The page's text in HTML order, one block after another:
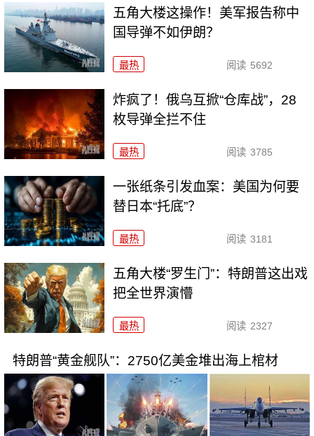
五角大楼这操作！美军报告称中
国导弹不如伊朗？
最热 阅读 5692
炸疯了！俄乌互掀“仓库战”，28
枚导弹全拦不住
最热 阅读 3785
一张纸条引发血案：美国为何要
替日本“托底”？
最热 阅读 3181
五角大楼“罗生门”：特朗普这出戏
把全世界演懵
最热 阅读 2327
特朗普“黄金舰队”：2750亿美金堆出海上棺材